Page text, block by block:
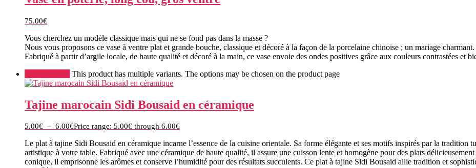
75.00€
Vous cherchez un modèle classique mais qui ne se fond pas dans la masse ?
Nous vous proposons ce vase à ventre plat et grande bouche, classique et décoré à la façon de la porcelaine chinoise ; un mariage charmant.
Fabriqué à partir d’argile locale, de haute qualité et décoré à la main, ce vase envoie des ondes positives grâce aux couleurs contrastées et
This product has multiple variants. The options may be chosen on the product page
Tajine marocain Sidi Bousaid en céramique
5.00€ – 6.00€Price range: 5.00€ through 6.00€
Le plat à tajine Sidi Bousaid en céramique incarne l’essence de la cuisine orientale. Sa forme élégante et ses motifs inspirés par la tradition
artistique à votre table. Fabriqué avec une céramique de haute qualité, il assure une cuisson lente et homogène pour des plats
conique, il emprisonne les arômes et conserve l’humidité pour des résultats succulents. Ce plat à tajine Sidi Bousaid allie tradition et